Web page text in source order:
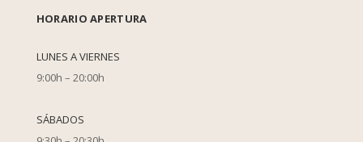
HORARIO APERTURA
LUNES A VIERNES
9:00h – 20:00h
SÁBADOS